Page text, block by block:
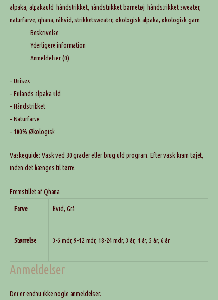
alpaka, alpakauld, håndstrikket, håndstrikket børnetøj, håndstrikket sweater,
naturfarve, qhana, råhvid, strikketsweater, økologisk alpaka, økologisk garn
Beskrivelse
Yderligere information
Anmeldelser (0)
– Unisex
– Frilands alpaka uld
– Håndstrikket
– Naturfarve
– 100% Økologisk
Vaskeguide: Vask ved 30 grader eller brug uld program. Efter vask kram tøjet,
inden det hænges til tørre.
Fremstillet af Qhana
Farve Hvid, Grå
Størrelse 3-6 mdr, 9-12 mdr, 18-24 mdr, 3 år, 4 år, 5 år, 6 år
Anmeldelser
Der er endnu ikke nogle anmeldelser.